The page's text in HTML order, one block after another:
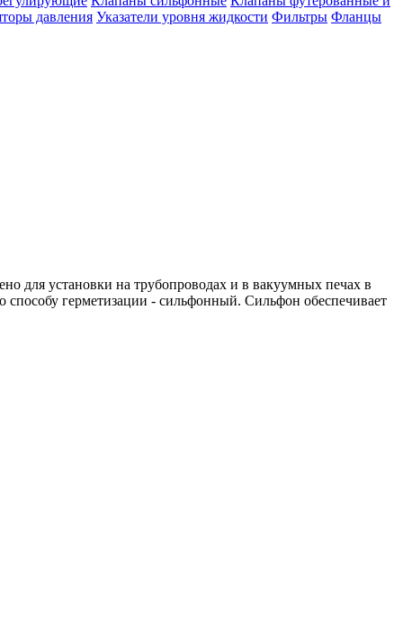
давления Указатели уровня жидкости Фильтры Фланцы
для установки на трубопроводах и в вакуумных печах в
способу герметизации - сильфонный. Сильфон обеспечивает